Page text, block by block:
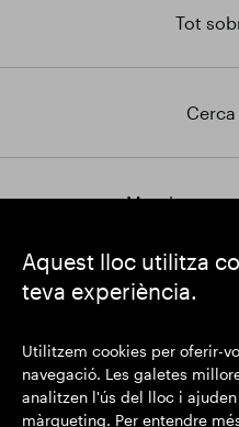
Aquest lloc utilitza
teva experiència.
Utilitzem cookies per oferir-
navegació. Les galetes
analitzen l'ús del lloc i
màrqueting. Per entendre
Tot
Mantingueu-
Domicili social: 1 New Burlington
Número de registre al Regne
Lloc de registre: Anglaterra i